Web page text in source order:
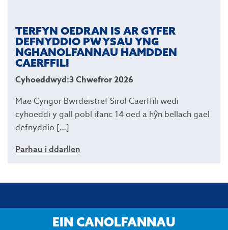
TERFYN OEDRAN IS AR GYFER
DEFNYDDIO PWYSAU YNG
NGHANOLFANNAU HAMDDEN
CAERFFILI
Cyhoeddwyd:3 Chwefror 2026
Mae Cyngor Bwrdeistref Sirol Caerffili wedi
cyhoeddi y gall pobl ifanc 14 oed a hŷn bellach gael
defnyddio […]
Parhau i ddarllen
EIN CANOLFANNAU